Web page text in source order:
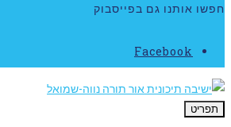
חפשו אותנו גם בפייסבוק
Facebook
תפריט